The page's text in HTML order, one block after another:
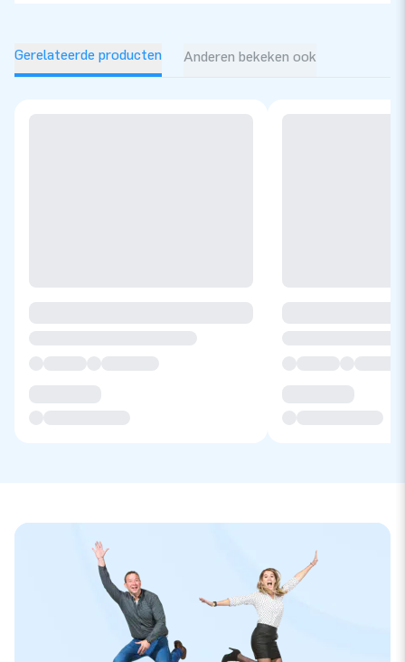
Gerelateerde producten Anderen bekeken ook